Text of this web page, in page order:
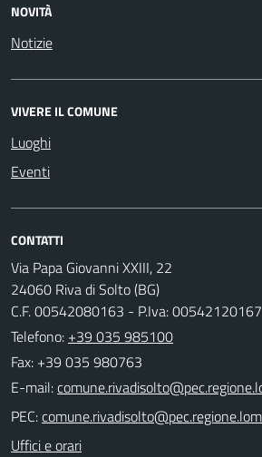
NOVITÀ
Notizie
VIVERE IL COMUNE
Luoghi
Eventi
CONTATTI
Via Papa Giovanni XXIII, 22
24060 Riva di Solto (BG)
C.F. 00542080163 - P.Iva: 00542120167
Telefono: +39 035 985100
Fax: +39 035 980763
E-mail:
PEC:
Uffici e orari